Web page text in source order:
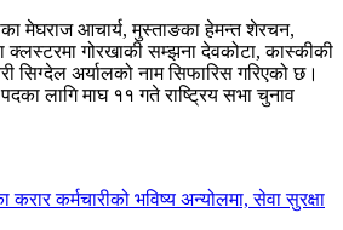
मेघराज आचार्य, मुस्ताङका हेमन्त शेरचन,
क्लस्टरमा गोरखाकी सम्झना देवकोटा, कास्कीकी
सिग्देल अर्यालको नाम सिफारिस गरिएको छ।
लागि माघ ११ गते राष्ट्रिय सभा चुनाव
कर्मचारीको भविष्य अन्योलमा, सेवा सुरक्षा